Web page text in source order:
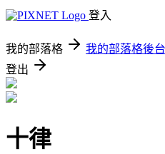
登入
我的部落格 我的部落格後台
登出
十律